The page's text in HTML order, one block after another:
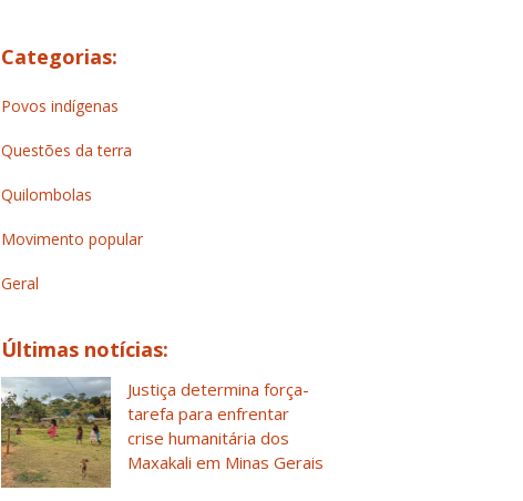
Categorias:
Povos indígenas
Questões da terra
Quilombolas
Movimento popular
Geral
Últimas notícias:
Justiça determina força-
tarefa para enfrentar
crise humanitária dos
Maxakali em Minas Gerais